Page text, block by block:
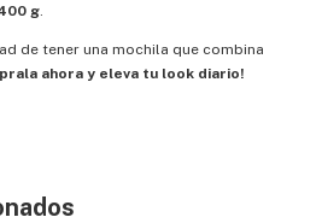
g.
de tener una mochila que combina
ahora y eleva tu look diario!